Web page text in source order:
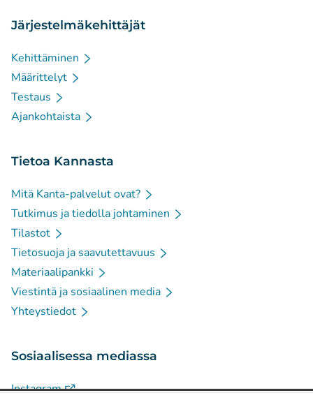
Järjestelmäkehittäjät
Kehittäminen
Määrittelyt
Testaus
Ajankohtaista
Tietoa Kannasta
Mitä Kanta-palvelut ovat?
Tutkimus ja tiedolla johtaminen
Tilastot
Tietosuoja ja saavutettavuus
Materiaalipankki
Viestintä ja sosiaalinen media
Yhteystiedot
Sosiaalisessa mediassa
Instagram(Avautuu uuteen välilehteen)